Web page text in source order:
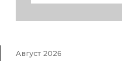
Август 2026